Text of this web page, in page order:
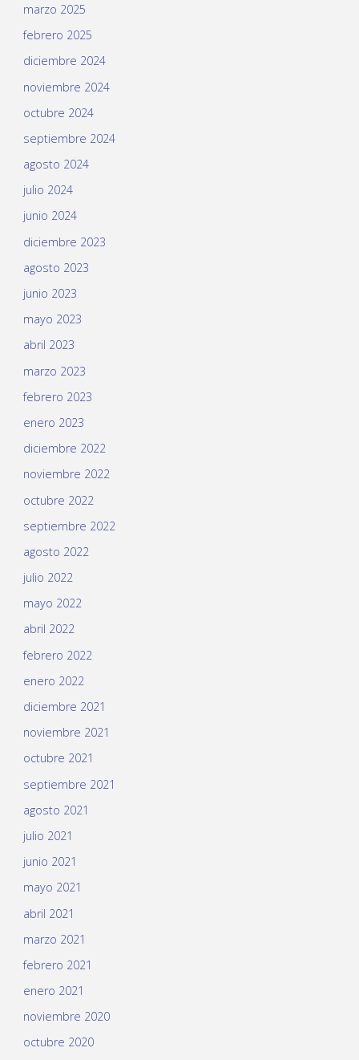
marzo 2025
febrero 2025
diciembre 2024
noviembre 2024
octubre 2024
septiembre 2024
agosto 2024
julio 2024
junio 2024
diciembre 2023
agosto 2023
junio 2023
mayo 2023
abril 2023
marzo 2023
febrero 2023
enero 2023
diciembre 2022
noviembre 2022
octubre 2022
septiembre 2022
agosto 2022
julio 2022
mayo 2022
abril 2022
febrero 2022
enero 2022
diciembre 2021
noviembre 2021
octubre 2021
septiembre 2021
agosto 2021
julio 2021
junio 2021
mayo 2021
abril 2021
marzo 2021
febrero 2021
enero 2021
noviembre 2020
octubre 2020